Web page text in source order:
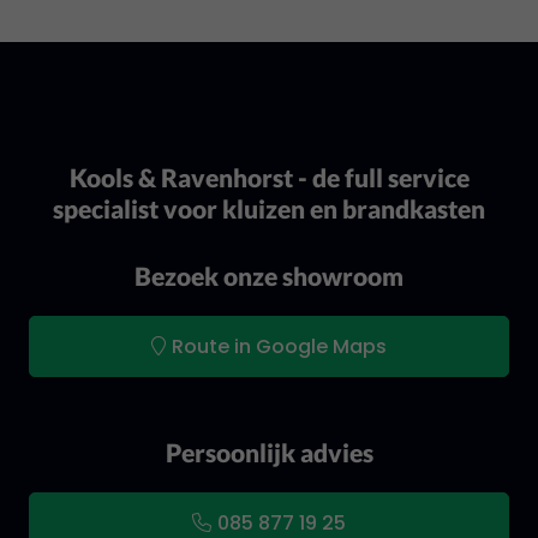
Kools & Ravenhorst - de full service
specialist voor kluizen en brandkasten
Bezoek onze showroom
Route in Google Maps
Persoonlijk advies
085 877 19 25